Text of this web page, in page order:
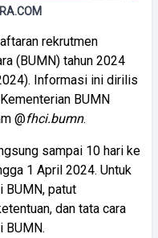
rekrutmen
(BUMN) tahun 2024
Informasi ini dirilis
BUMN
@fhci.bumn.
sampai 10 hari ke
1 April 2024. Untuk
BUMN, patut
dan tata cara
BUMN.